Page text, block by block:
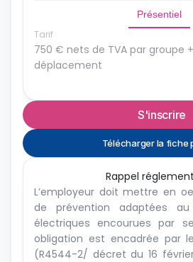
Présentiel
Tarif
750 € nets de TVA par groupe
déplacement
S'inscrire
Télécharger la fiche
Rappel
L’employeur doit mettre en
de prévention adaptées
électriques encourues par
obligation est encadrée par
(R4544-2/ décret du 16